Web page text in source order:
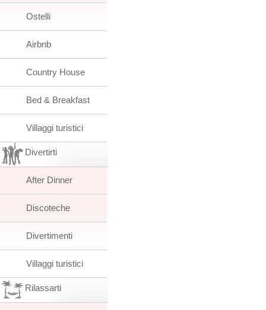
Ostelli
Airbnb
Country House
Bed & Breakfast
Villaggi turistici
Divertirti
After Dinner
Discoteche
Divertimenti
Villaggi turistici
Rilassarti